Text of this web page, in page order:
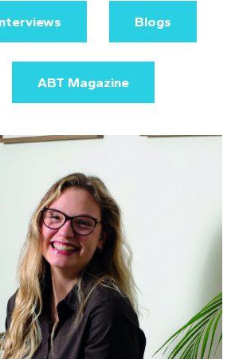
Blogs
ABT Magazine